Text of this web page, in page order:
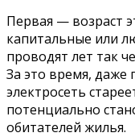
Первая — возраст
капитальные или
проводят лет так
За это время, даже
электросеть
потенциально
обитателей жилья.